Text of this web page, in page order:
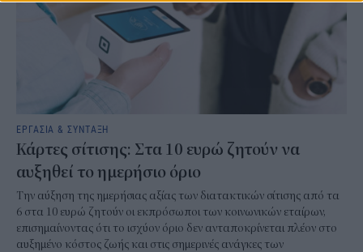
ΕΡΓΑΣΙΑ & ΣΥΝΤΑΞΗ
Κάρτες σίτισης: Στα 10 ευρώ ζητούν να
αυξηθεί το ημερήσιο όριο
Την αύξηση της ημερήσιας αξίας των διατακτικών σίτισης από τα
6 στα 10 ευρώ ζητούν οι εκπρόσωποι των κοινωνικών εταίρων,
επισημαίνοντας ότι το ισχύον όριο δεν ανταποκρίνεται πλέον στο
αυξημένο κόστος ζωής και στις σημερινές ανάγκες των